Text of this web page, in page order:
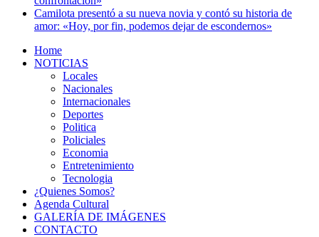
Camilota presentó a su nueva novia y contó su historia de
amor: «Hoy, por fin, podemos dejar de escondernos»
Home
NOTICIAS
Locales
Nacionales
Internacionales
Deportes
Politica
Policiales
Economia
Entretenimiento
Tecnologia
¿Quienes Somos?
Agenda Cultural
GALERÍA DE IMÁGENES
CONTACTO